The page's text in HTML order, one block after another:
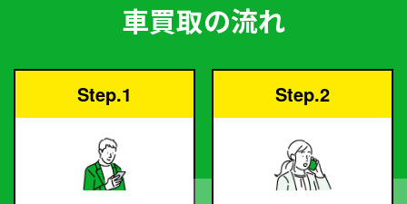
車買取の流れ
Step.1 Step.2